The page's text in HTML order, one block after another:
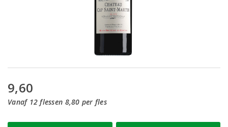
9,60
Vanaf 12 flessen 8,80 per fles